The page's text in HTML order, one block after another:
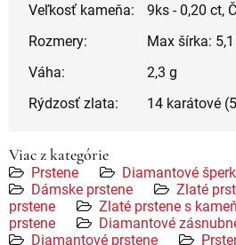
Veľkosť kameňa:
9ks - 0,20 ct,
Rozmery:
Max šírka:
Váha:
2,3 g
Rýdzosť zlata:
14 karátové
Viac z kategórie
Prstene Diamantové
Dámske prstene
Zlaté
prstene
Zlaté prstene s
prstene
Diamantové
Diamantové prstene